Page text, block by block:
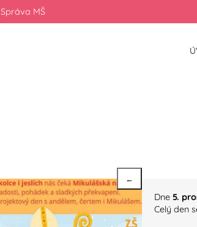
Správa MŠ
←
Dne 5.
Celý den